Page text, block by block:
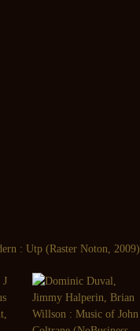
: Utp (Raster Noton, 2009)